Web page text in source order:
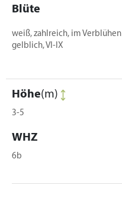
Blüte
weiß, zahlreich, im Verblühen
gelblich, VI-IX
Höhe(m)
3-5
WHZ
6b